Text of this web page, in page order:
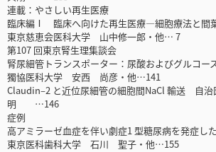
連載：やさしい再生医療
臨床編Ⅰ 臨床へ向けた再生医療―細胞療法と間
東京慈恵会医科大学 山中修一郎・他… 7
第107 回東京腎生理集談会
腎尿細管トランスポーター：尿酸およびグルコー
獨協医科大学 安西 尚彦・他…141
Claudin‒2 と近位尿細管の細胞間NaCl 輸送 自
明 …146
症例
高アミラーゼ血症を伴い劇症1 型糖尿病を発症し
東京医科歯科大学 石川 聖子・他…155